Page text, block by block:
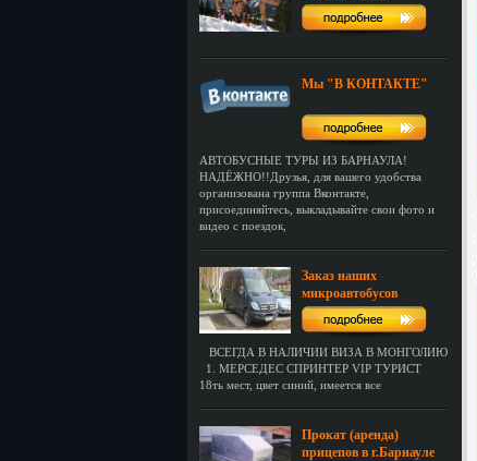
Мы "В КОНТАКТЕ"
АВТОБУСНЫЕ ТУРЫ ИЗ БАРНАУЛА!
НАДЁЖНО!!Друзья, для вашего удобства
организована группа Вконтакте,
присоединяйтесь, выкладывайте свои фото и
видео с поездок,
Заказ наших
микроавтобусов
ВСЕГДА В НАЛИЧИИ ВИЗА В МОНГОЛИЮ
1. МЕРСЕДЕС СПРИНТЕР VIP ТУРИСТ
18ть мест, цвет синий, имеется все
Прокат (аренда)
прицепов в г.Барнауле